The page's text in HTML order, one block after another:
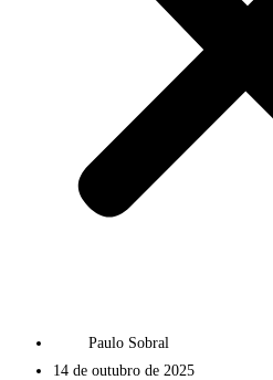
Paulo Sobral
14 de outubro de 2025